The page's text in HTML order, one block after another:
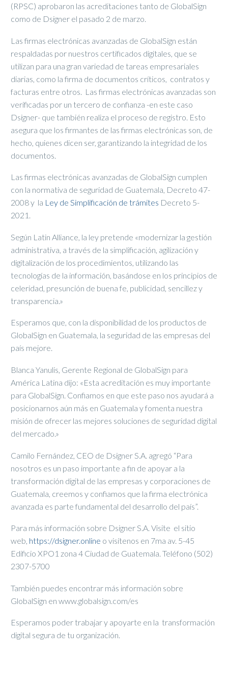
(RPSC) aprobaron las acreditaciones tanto de GlobalSign
como de Dsigner el pasado 2 de marzo.
Las firmas electrónicas avanzadas de GlobalSign están
respaldadas por nuestros certificados digitales, que se
utilizan para una gran variedad de tareas empresariales
diarias, como la firma de documentos críticos, contratos y
facturas entre otros. Las firmas electrónicas avanzadas son
verificadas por un tercero de confianza -en este caso
Dsigner- que también realiza el proceso de registro. Esto
asegura que los firmantes de las firmas electrónicas son, de
hecho, quienes dicen ser, garantizando la integridad de los
documentos.
Las firmas electrónicas avanzadas de GlobalSign cumplen
con la normativa de seguridad de Guatemala, Decreto 47-
2008 y la Ley de Simplificación de trámites Decreto 5-
2021.
Según Latin Alliance, la ley pretende «modernizar la gestión
administrativa, a través de la simplificación, agilización y
digitalización de los procedimientos, utilizando las
tecnologías de la información, basándose en los principios de
celeridad, presunción de buena fe, publicidad, sencillez y
transparencia.»
Esperamos que, con la disponibilidad de los productos de
GlobalSign en Guatemala, la seguridad de las empresas del
país mejore.
Blanca Yanulis, Gerente Regional de GlobalSign para
América Latina dijo: «Esta acreditación es muy importante
para GlobalSign. Confiamos en que este paso nos ayudará a
posicionarnos aún más en Guatemala y fomenta nuestra
misión de ofrecer las mejores soluciones de seguridad digital
del mercado.»
Camilo Fernández, CEO de Dsigner S.A. agregó “Para
nosotros es un paso importante a fin de apoyar a la
transformación digital de las empresas y corporaciones de
Guatemala, creemos y confiamos que la firma electrónica
avanzada es parte fundamental del desarrollo del país”.
Para más información sobre Dsigner S.A. Visite el sitio
web, https://dsigner.online o visítenos en 7ma av. 5-45
Edificio XPO1 zona 4 Ciudad de Guatemala. Teléfono (502)
2307-5700
También puedes encontrar más información sobre
GlobalSign en www.globalsign.com/es
Esperamos poder trabajar y apoyarte en la transformación
digital segura de tu organización.